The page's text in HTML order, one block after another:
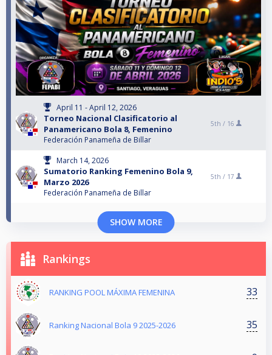
April 11 - April 12, 2026
Torneo Nacional Clasificatorio al
Panamericano Bola 8, Femenino
Federación Panameña de Billar
5th / 16
March 14, 2026
Sumatorio Ranking Femenino Bola 9,
Marzo 2026
Federación Panameña de Billar
5th / 17
SHOW MORE
Rankings
RANKING POOL MÁXIMA FEMENINA 33
Ranking Nacional Bola 9 2025-2026 35